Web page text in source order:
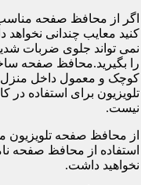
اگر از محافظ صفحه مناسب
کنید معایب چندانی
نمی تواند جلوی ضربات
را بگیرید.محافظ صفحه
کوچک و معمول داخل منزل
تلویزیون برای استفاده در
نیست.
از محافظ صفحه
استفاده از محافظ صفحه
نخواهید داشت.